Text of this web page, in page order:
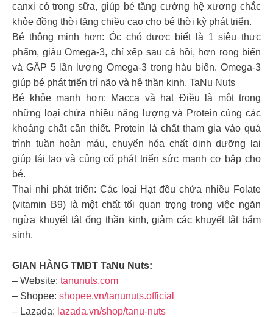
canxi có trong sữa, giúp bé tăng cường hệ xương chắc
khỏe đồng thời tăng chiều cao cho bé thời kỳ phát triển.
Bé thông minh hơn: Óc chó được biết là 1 siêu thực
phẩm, giàu Omega-3, chỉ xếp sau cá hồi, hơn rong biển
và GẤP 5 lần lượng Omega-3 trong hàu biển. Omega-3
giúp bé phát triển trí não và hệ thần kinh. TaNu Nuts
Bé khỏe mạnh hơn: Macca và hạt Điều là một trong
những loại chứa nhiều năng lượng và Protein cùng các
khoáng chất cần thiết. Protein là chất tham gia vào quá
trình tuần hoàn máu, chuyển hóa chất dinh dưỡng lại
giúp tái tạo và củng cố phát triển sức mạnh cơ bắp cho
bé.
Thai nhi phát triển: Các loại Hạt đều chứa nhiều Folate
(vitamin B9) là một chất tối quan trọng trong việc ngăn
ngừa khuyết tật ống thần kinh, giảm các khuyết tật bẩm
sinh.
GIAN HÀNG TMĐT TaNu Nuts:
– Website: tanunuts.com
– Shopee: shopee.vn/tanunuts.official
– Lazada: lazada.vn/shop/tanu-nuts